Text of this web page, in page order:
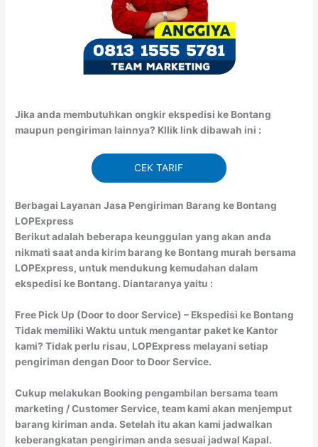
Jika anda membutuhkan ongkir ekspedisi ke Bontang
maupun pengiriman lainnya? Kllik link dibawah ini :
CEK TARIF
Berbagai Layanan Jasa Pengiriman Barang ke Bontang
LOPExpress
Berikut adalah beberapa keunggulan yang akan anda
nikmati saat anda kirim barang ke Bontang murah bersama
LOPExpress, untuk mendukung kemudahan dalam
ekspedisi ke Bontang. Diantaranya yaitu :
Free Pick Up (Door to door Service) – Ekspedisi ke Bontang
Tidak memiliki Waktu untuk mengantar paket ke Kantor
kami? Tidak perlu risau, LOPExpress melayani setiap
pengiriman dengan Door to Door Service.
Cukup melakukan Booking pengambilan bersama team
marketing / Customer Service, team kami akan menjemput
barang kiriman anda. Setelah itu akan kami jadwalkan
keberangkatan pengiriman anda sesuai jadwal Kapal.